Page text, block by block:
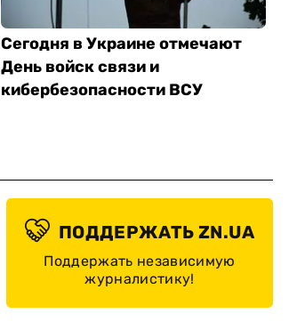
Сегодня в Украине отмечают
День войск связи и
кибербезопасности ВСУ
ПОДДЕРЖАТЬ ZN.UA
Поддержать независимую
журналистику!